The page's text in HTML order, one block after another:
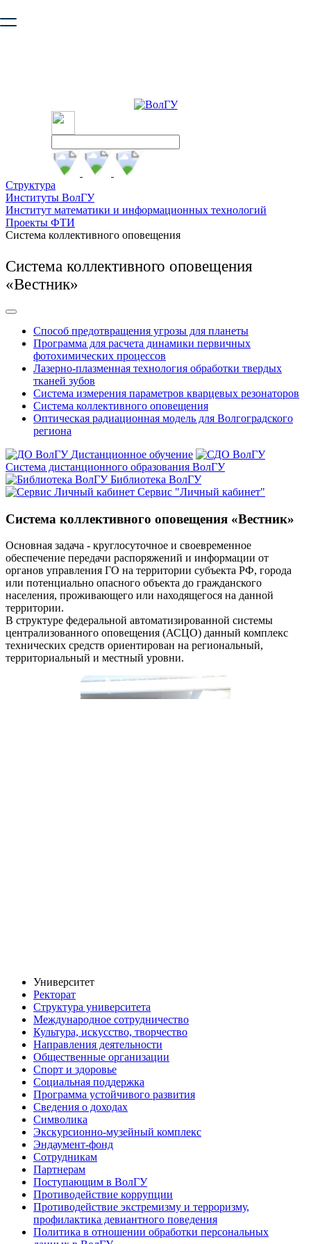
безопасную работу с сайтом. Пожалуйста
Структура
Институты ВолГУ
Институт математики и информационных технологий
Проекты ФТИ
Система коллективного оповещения
Система коллективного оповещения
«Вестник»
Способ предотвращения угрозы для планеты
Программа для расчета динамики первичных
фотохимических процессов
Лазерно-плазменная технология обработки твердых
тканей зубов
Система измерения параметров кварцевых резонаторов
Система коллективного оповещения
Оптическая радиационная модель для Волгоградского
региона
Дистанционное обучение
Система дистанционного образования ВолГУ
Библиотека ВолГУ
Сервис "Личный кабинет"
Система коллективного оповещения «Вестник»
Основная задача - круглосуточное и своевременное
обеспечение передачи распоряжений и информации от
органов управления ГО на территории субъекта РФ, города
или потенциально опасного объекта до гражданского
населения, проживающего или находящегося на данной
территории.
В структуре федеральной автоматизированной системы
централизованного оповещения (АСЦО) данный комплекс
технических средств ориентирован на региональный,
территориальный и местный уровни.
Университет
Ректорат
Структура университета
Международное сотрудничество
Культура, искусство, творчество
Направления деятельности
Общественные организации
Спорт и здоровье
Социальная поддержка
Программа устойчивого развития
Сведения о доходах
Символика
Экскурсионно-музейный комплекс
Эндаумент-фонд
Сотрудникам
Партнерам
Поступающим в ВолГУ
Противодействие коррупции
Противодействие экстремизму и терроризму,
профилактика девиантного поведения
Политика в отношении обработки персональных